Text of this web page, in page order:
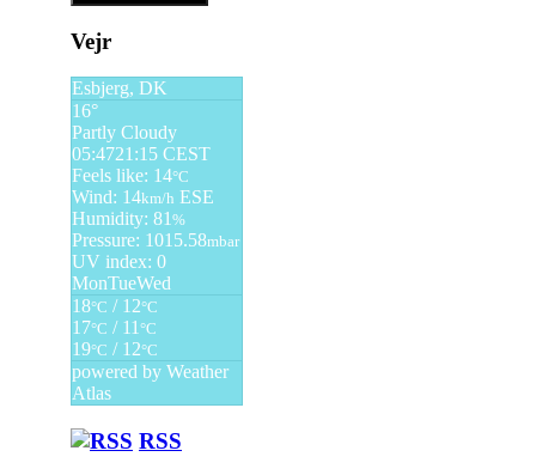
Vejr
Esbjerg, DK
16°
Partly Cloudy
05:4721:15 CEST
Feels like: 14°C
Wind: 14km/h ESE
Humidity: 81 %
Pressure: 1015.58mbar
UV index: 0
MonTueWed
18°C / 12°C
17°C / 11 °C
19°C / 12°C
powered by Weather
Atlas
RSS